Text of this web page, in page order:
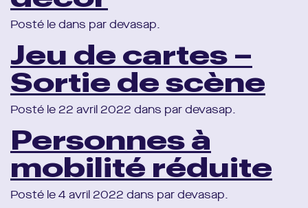
Posté le dans par devasap.
Jeu de cartes –
Sortie de scène
Posté le 22 avril 2022 dans par devasap.
Personnes à
mobilité réduite
Posté le 4 avril 2022 dans par devasap.